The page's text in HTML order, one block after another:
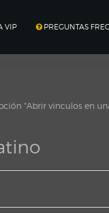
VIP PREGUNTAS
"Abrir vinculos en